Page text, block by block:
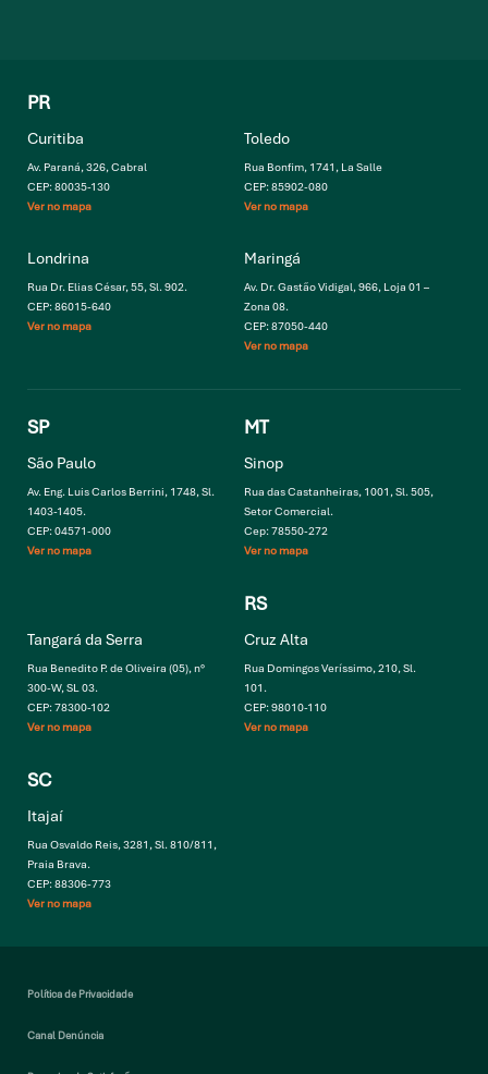
PR
Curitiba
Av. Paraná, 326, Cabral
CEP: 80035-130
Ver no mapa
Toledo
Rua Bonfim, 1741, La Salle
CEP: 85902-080
Ver no mapa
Londrina
Rua Dr. Elias César, 55, Sl. 902.
CEP: 86015-640
Ver no mapa
Maringá
Av. Dr. Gastão Vidigal, 966, Loja 01 –
Zona 08.
CEP: 87050-440
Ver no mapa
SP
São Paulo
Av. Eng. Luis Carlos Berrini, 1748, Sl.
1403-1405.
CEP: 04571-000
Ver no mapa
MT
Sinop
Rua das Castanheiras, 1001, Sl. 505,
Setor Comercial.
Cep: 78550-272
Ver no mapa
Tangará da Serra
Rua Benedito P. de Oliveira (05), n°
300-W, SL 03.
CEP: 78300-102
Ver no mapa
RS
Cruz Alta
Rua Domingos Veríssimo, 210, Sl.
101.
CEP: 98010-110
Ver no mapa
SC
Itajaí
Rua Osvaldo Reis, 3281, Sl. 810/811,
Praia Brava.
CEP: 88306-773
Ver no mapa
Política de Privacidade
Canal Denúncia